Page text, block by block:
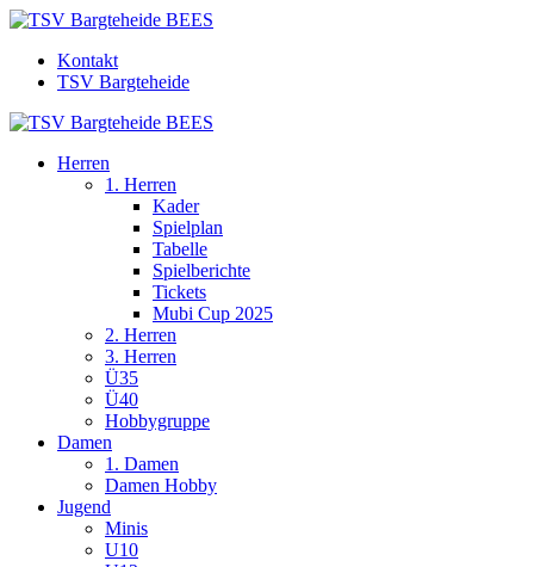
Kontakt
TSV Bargteheide
Herren
1. Herren
Kader
Spielplan
Tabelle
Spielberichte
Tickets
Mubi Cup 2025
2. Herren
3. Herren
Ü35
Ü40
Hobbygruppe
Damen
1. Damen
Damen Hobby
Jugend
Minis
U10